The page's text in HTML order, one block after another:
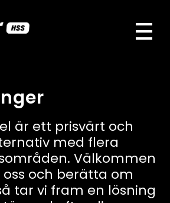
är ett prisvärt och
med flera
Välkommen
och berätta om
tar vi fram en lösning